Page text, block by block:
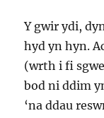
Y gwir ydi,
hyd yn hyn.
(wrth i fi
bod ni ddim
‘na ddau